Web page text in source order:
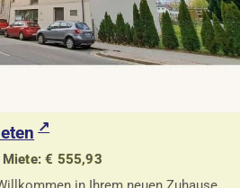
Miete: € 555,93